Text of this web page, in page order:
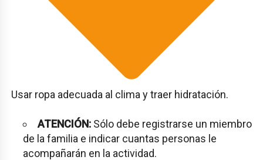
Usar ropa adecuada al clima y traer hidratación.
ATENCIÓN: Sólo debe registrarse un miembro
de la familia e indicar cuantas personas le
acompañarán en la actividad.